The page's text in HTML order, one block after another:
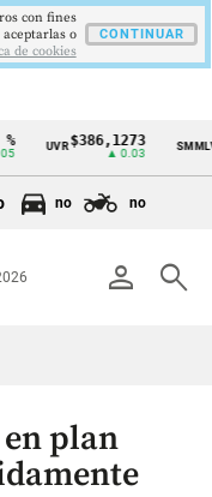
UVR$386,1273
▲ 0.03
SMMLV
no no
person search
plan
con fines
o
de cookies
CONTINUAR